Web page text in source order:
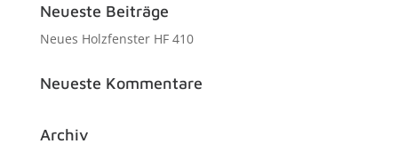
Neueste Beiträge
Neues Holzfenster HF 410
Neueste Kommentare
Archiv